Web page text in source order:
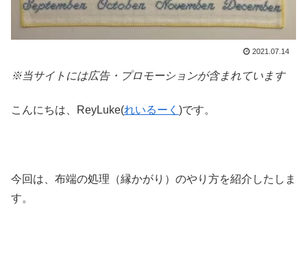
2021.07.14
※当サイトには広告・プロモーションが含まれています
こんにちは、ReyLuke(れいるーく )です。
今回は、布端の処理（縁かがり）のやり方を紹介したしま
す。